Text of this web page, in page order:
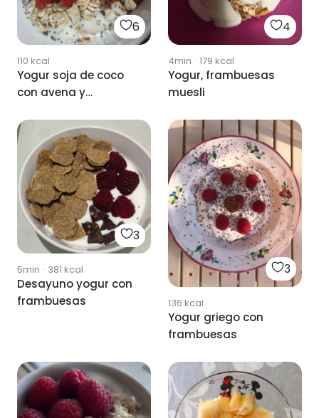
6
110 kcal
Yogur soja de coco
con avena y
4
4min · 179 kcal
Yogur, frambuesas
muesli
3
5min · 381 kcal
Desayuno yogur con
frambuesas
3
136 kcal
Yogur griego con
frambuesas